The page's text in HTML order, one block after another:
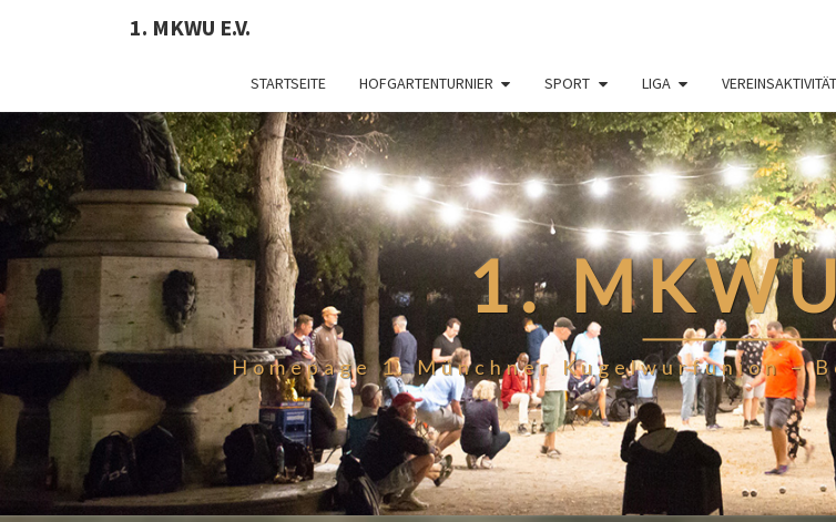
1. MKWU E.V.
STARTSEITE HOFGARTENTURNIER SPORT LIGA
1.
Homepage 1. Münchner Kugelwurfunion –